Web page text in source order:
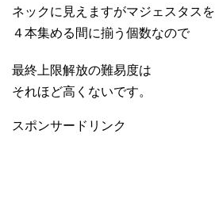
ネックに見えますがマジェスタスを
４本集める間に揃う個数なので
最終上限解放の難易度は
それほど高くないです。
スポンサードリンク